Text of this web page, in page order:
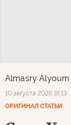
Almasry Alyoum
10 августа 2026 16:13
ОРИГИНАЛ СТАТЬИ